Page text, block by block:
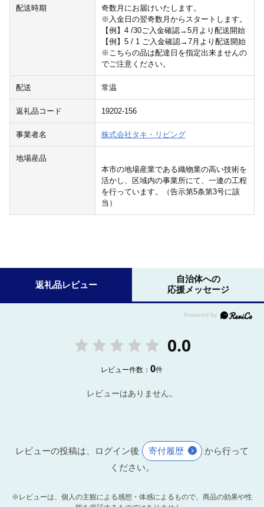
配送時期
奇数月にお届けいたします。
※入金日の翌奇数月からスタートします。
【例】4 /30ご入金確認→5月より配送開始
【例】5 / 1 ご入金確認→7月より配送開始
※こちらの品は配達日を指定出来ませんの
でご注意ください。
配送 常温
返礼品コード 19202-156
事業者名 株式会社タキ・リビング
地場産品
本市の地場産業である織物業の高い技術を
活かし、区域内の事業所にて、一連の工程
を行っています。（告示第5条第3号に該
当）
返礼品レビュー
自治体への
応援メッセージ
0.0
レビュー件数：0件
レビューはありません。
レビューの投稿は、ログイン後 寄付履歴
から行って
ください。
※レビューは、個人の主観による感想・体感によるもので、商品の効果や性